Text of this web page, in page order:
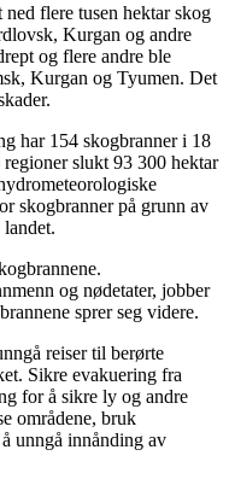
flere tusen hektar skog
Kurgan og andre
og flere andre ble
Kurgan og Tyumen. Det
har 154 skogbranner i 18
slukt 93 300 hektar
skogbranner på grunn av
og nødetater, jobber
sprer seg videre.
reiser til berørte
Sikre evakuering fra
for å sikre ly og andre
områdene, bruk
unngå innånding av